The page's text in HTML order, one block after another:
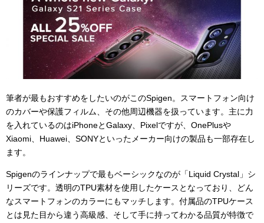
筆者が最もおすすめをしたいのがこのSpigen。スマートフォン向け
のカバーや保護フィルム、その他周辺機器を扱っています。主に力
を入れているのはiPhoneとGalaxy、Pixelですが、OnePlusや
Xiaomi、Huawei、SONYといったメーカー向けの製品も一部存在し
ます。
Spigenのラインナップで最もベーシックなのが「Liquid Crystal」シ
リーズです。透明のTPU素材を使用したケースとなっており、どん
なスマートフォンのカラーにもマッチします。付属品のTPUケース
とは見た目から違う高級感、そして手に持ってわかる品質が特徴で